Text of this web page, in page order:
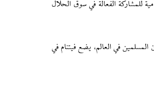
للمشاركة الفعالة في سوق الحلال
في العالم، يضع فيتنام في